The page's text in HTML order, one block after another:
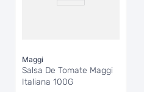
Maggi
Salsa De Tomate Maggi
Italiana 100G